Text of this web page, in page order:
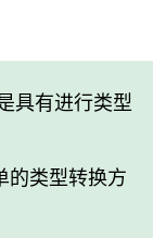
具有进行类型
的类型转换方